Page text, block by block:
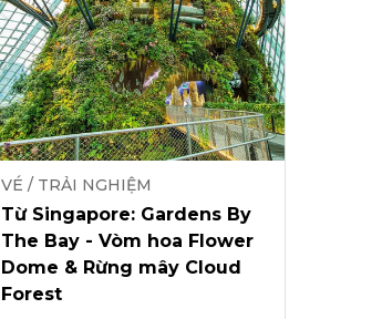
VÉ / TRẢI NGHIỆM
Từ Singapore: Gardens By
The Bay - Vòm hoa Flower
Dome & Rừng mây Cloud
Forest